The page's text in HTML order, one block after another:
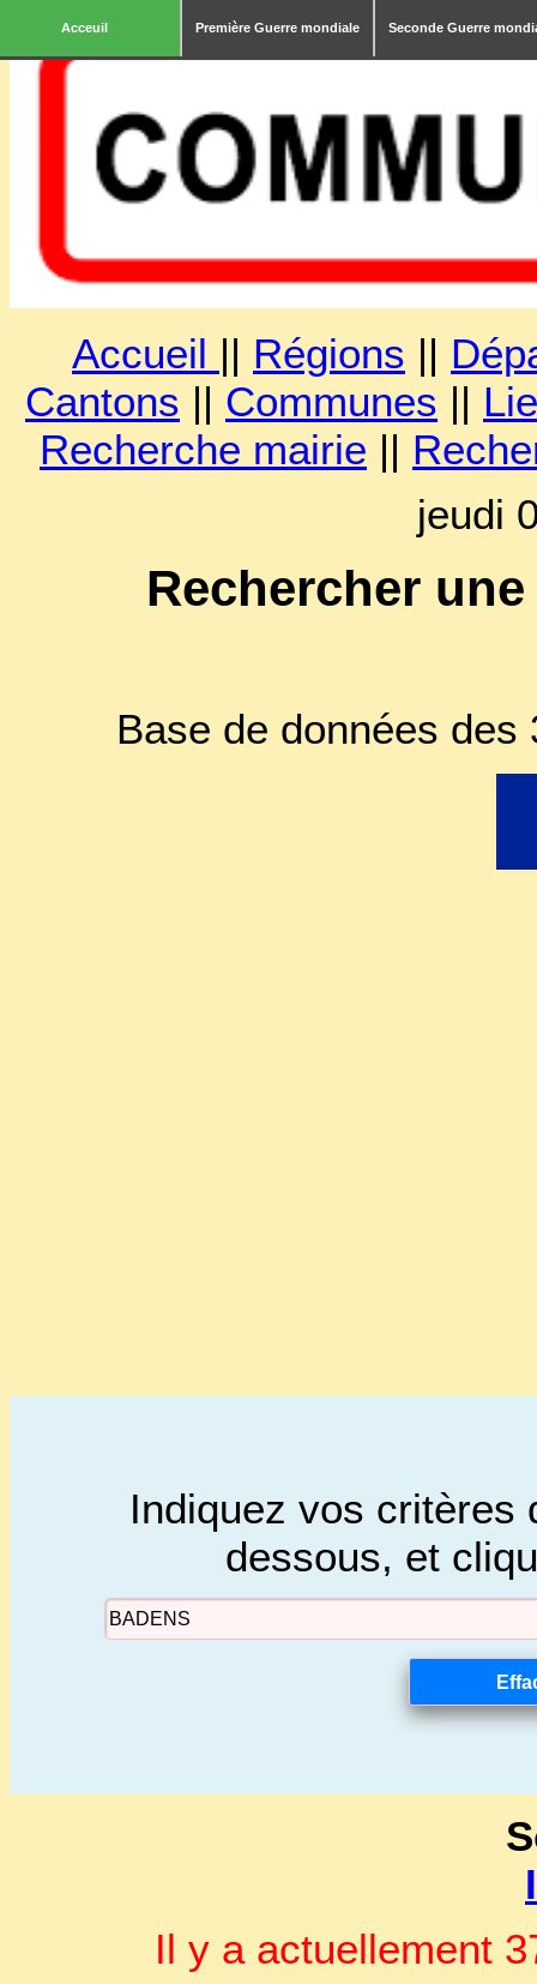
Acceuil Première Guerre mondiale Seconde Guerre
Accueil || Régions ||
Cantons || Communes ||
Recherche mairie ||
jeudi
Rechercher
Base de données
Indiquez vos critères
dessous, et
Il y a actuellement